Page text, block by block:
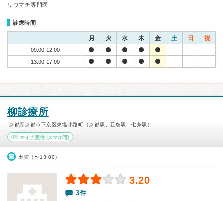
リウマチ専門医
診療時間
月 火 水 木 金 土 日 祝
09:00-12:00
13:00-17:00
柳診療所
京都府京都市下京区東塩小路町（京都駅、五条駅、七条駅）
マイナ受付 (スマホ可)
土曜（〜13:00）
3.20
3件